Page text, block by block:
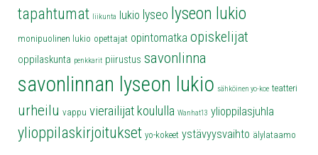
tapahtumat liikunta lukio lyseo lyseon lukio
monipuolinen lukio opettajat opintomatka opiskelijat
oppilaskunta penkkarit piirustus savonlinna
savonlinnan lyseon lukio sähköinen yo-koe teatteri
urheilu vappu vierailijat koululla Wanhat13 ylioppilasjuhla
ylioppilaskirjoitukset yo-kokeet ystävyysvaihto älylataamo